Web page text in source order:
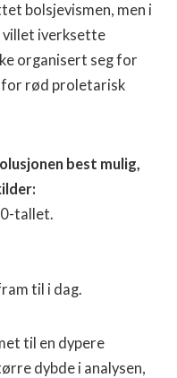
bolsjevismen, men i
villet iverksette
organisert seg for
for rød proletarisk
best mulig,
tallet.
til i dag.
til en dypere
dybde i analysen,